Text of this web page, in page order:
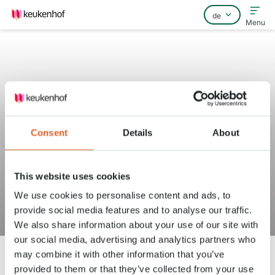
Consent Details About
This website uses cookies
We use cookies to personalise content and ads, to
provide social media features and to analyse our traffic.
We also share information about your use of our site with
our social media, advertising and analytics partners who
may combine it with other information that you’ve
provided to them or that they’ve collected from your use
Home
Menu
Müssen alle Tickets einzeln
ausgedruckt werden?